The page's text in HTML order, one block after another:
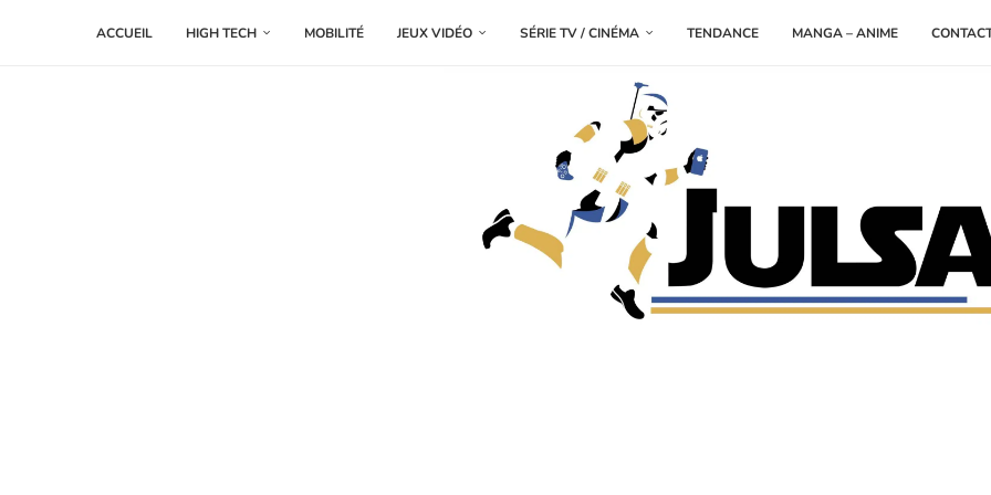
ACCUEIL HIGH TECH MOBILITÉ JEUX VIDÉO SÉRIE TV / CINÉMA TENDANCE MANGA – ANIME